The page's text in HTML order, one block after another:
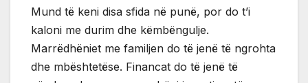
Mund të keni disa sfida në punë, por do t’i
kaloni me durim dhe këmbëngulje.
Marrëdhëniet me familjen do të jenë të ngrohta
dhe mbështetëse. Financat do të jenë të